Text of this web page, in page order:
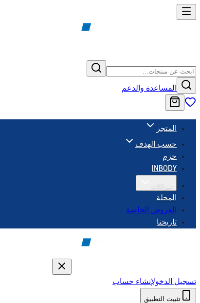
المساعدة والدعم
المتجر
حسب الهدف
حزم
INBODY
شراكات
المجلة
العروض الخاصة
تاريخنا
تسجيل الدخولإنشاء حساب
تثبيت التطبيق